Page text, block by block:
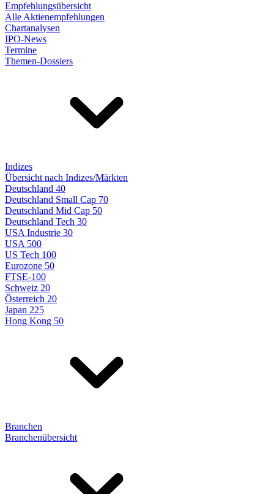
Empfehlungsübersicht
Alle Aktienempfehlungen
Chartanalysen
IPO-News
Termine
Themen-Dossiers
Indizes
Übersicht nach Indizes/Märkten
Deutschland 40
Deutschland Small Cap 70
Deutschland Mid Cap 50
Deutschland Tech 30
USA Industrie 30
USA 500
US Tech 100
Eurozone 50
FTSE-100
Schweiz 20
Österreich 20
Japan 225
Hong Kong 50
Branchen
Branchenübersicht